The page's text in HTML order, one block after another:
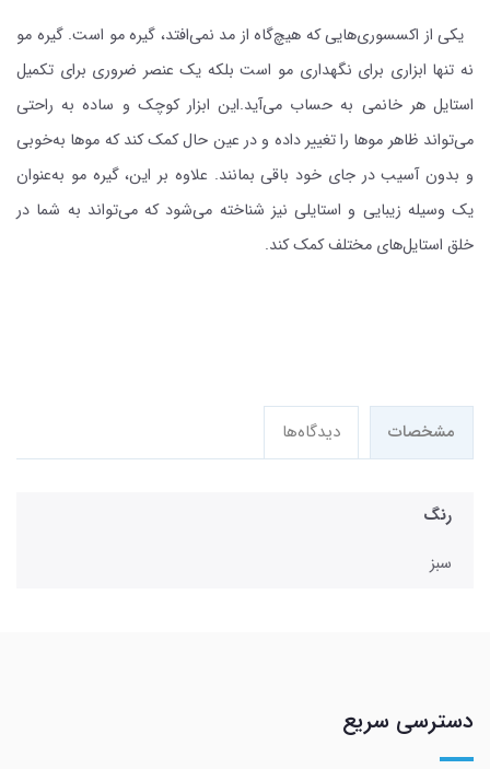
یکی از اکسسوری‌هایی که هیچ‌گاه از مد نمی‌افتد، گیره مو است. گیره مو
نه تنها ابزاری برای نگهداری مو است بلکه یک عنصر ضروری برای تکمیل
استایل هر خانمی به حساب می‌آید.این ابزار کوچک و ساده به راحتی
می‌تواند ظاهر موها را تغییر داده و در عین حال کمک کند که موها به‌خوبی
و بدون آسیب در جای خود باقی بمانند. علاوه بر این، گیره مو به‌عنوان
یک وسیله زیبایی و استایلی نیز شناخته می‌شود که می‌تواند به شما در
خلق استایل‌های مختلف کمک کند.
مشخصات دیدگاه‌ها
رنگ
سبز
دسترسی سریع